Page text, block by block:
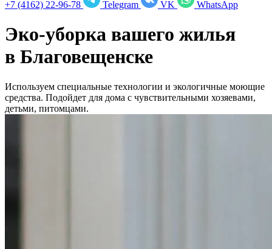
+7 (4162) 22-96-78 Telegram VK WhatsApp
Эко-уборка вашего жилья
в Благовещенске
Используем специальные технологии и экологичные моющие
средства. Подойдет для дома с чувствительными хозяевами,
детьми, питомцами.